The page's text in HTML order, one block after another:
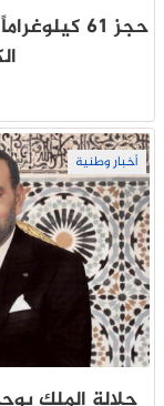
حجز 61
أخبار وطنية